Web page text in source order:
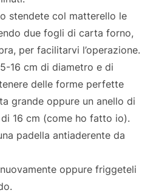
stendete col matterello le
due fogli di carta forno,
per facilitarvi l’operazione.
16 cm di diametro e di
delle forme perfette
grande oppure un anello di
16 cm (come ho fatto io).
padella antiaderente da
oppure friggeteli